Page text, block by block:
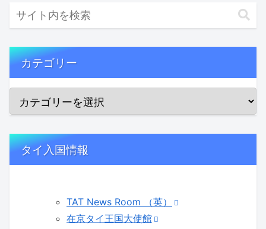
カテゴリー
タイ入国情報
TAT News Room （英）
在京タイ王国大使館